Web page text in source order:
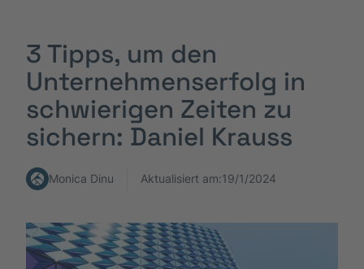
3 Tipps, um den
Unternehmenserfolg in
schwierigen Zeiten zu
sichern: Daniel Krauss
Monica Dinu Aktualisiert am:19/1/2024